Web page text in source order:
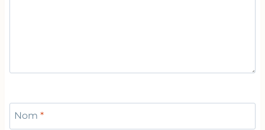
Nom *